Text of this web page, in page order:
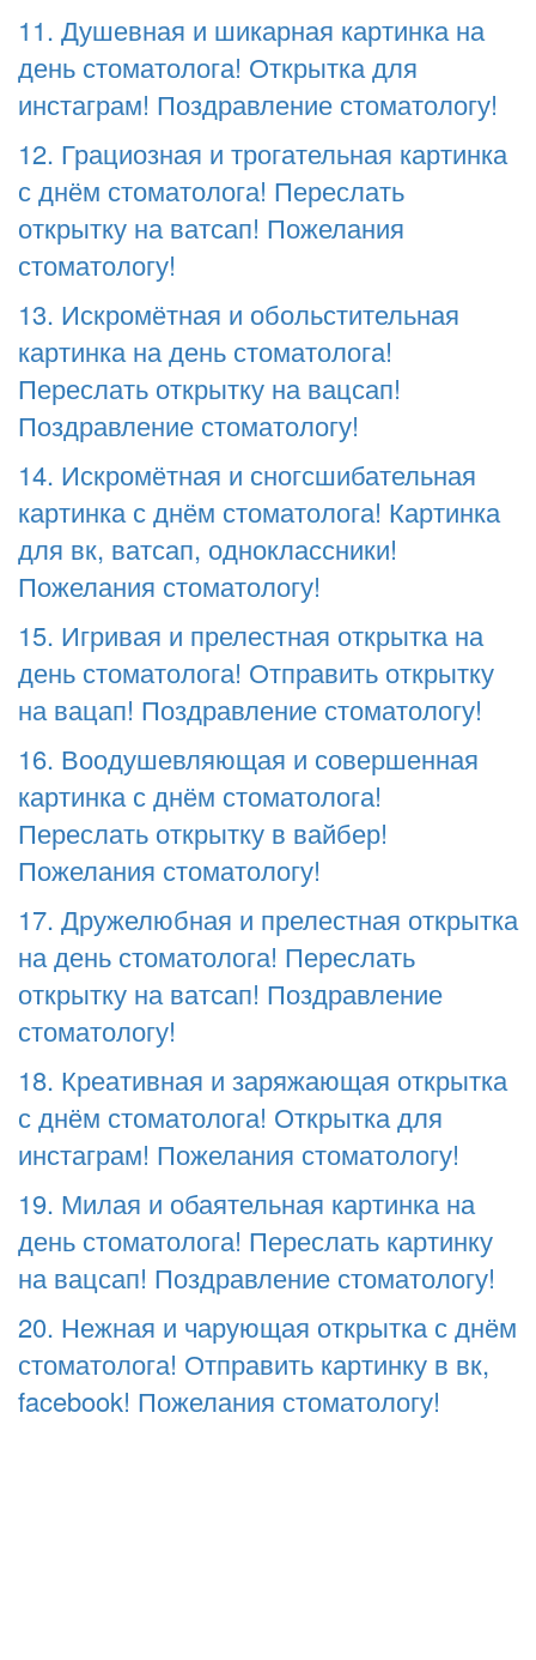
11. Душевная и шикарная картинка на
день стоматолога! Открытка для
инстаграм! Поздравление стоматологу!
12. Грациозная и трогательная картинка
с днём стоматолога! Переслать
открытку на ватсап! Пожелания
стоматологу!
13. Искромётная и обольстительная
картинка на день стоматолога!
Переслать открытку на вацсап!
Поздравление стоматологу!
14. Искромётная и сногсшибательная
картинка с днём стоматолога! Картинка
для вк, ватсап, одноклассники!
Пожелания стоматологу!
15. Игривая и прелестная открытка на
день стоматолога! Отправить открытку
на вацап! Поздравление стоматологу!
16. Воодушевляющая и совершенная
картинка с днём стоматолога!
Переслать открытку в вайбер!
Пожелания стоматологу!
17. Дружелюбная и прелестная открытка
на день стоматолога! Переслать
открытку на ватсап! Поздравление
стоматологу!
18. Креативная и заряжающая открытка
с днём стоматолога! Открытка для
инстаграм! Пожелания стоматологу!
19. Милая и обаятельная картинка на
день стоматолога! Переслать картинку
на вацсап! Поздравление стоматологу!
20. Нежная и чарующая открытка с днём
стоматолога! Отправить картинку в вк,
facebook! Пожелания стоматологу!